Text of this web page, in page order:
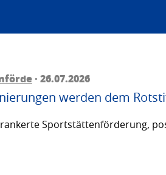
· 26.07.2026
werden dem
Sportstättenförderung,